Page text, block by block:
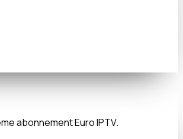
abonnement Euro IPTV.